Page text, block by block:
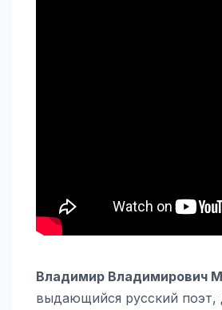
Владимир Владимирович
выдающийся русский поэт,